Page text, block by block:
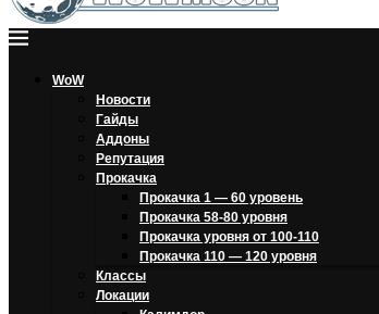
WoW
Новости
Гайды
Аддоны
Репутация
Прокачка
Прокачка 1 — 60 уровень
Прокачка 58-80 уровня
Прокачка уровня от 100-110
Прокачка 110 — 120 уровня
Классы
Локации